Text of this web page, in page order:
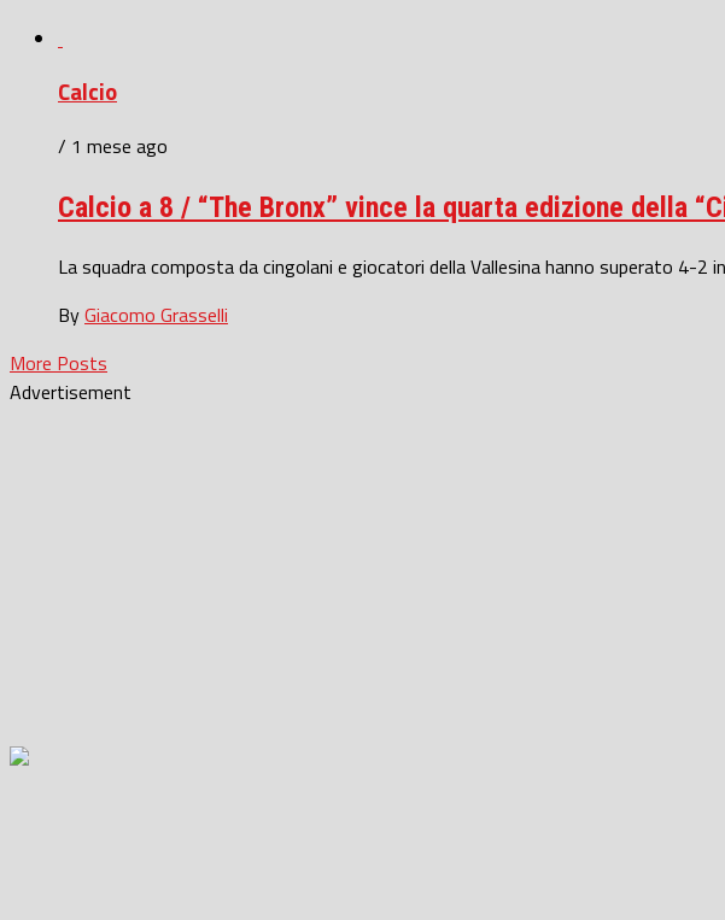
Calcio
/ 1 mese ago
Calcio a 8 / “The Bronx” vince la quarta edizione della
La squadra composta da cingolani e giocatori della Vallesina hanno superato 4-2
ByGiacomo Grasselli
More Posts
Advertisement